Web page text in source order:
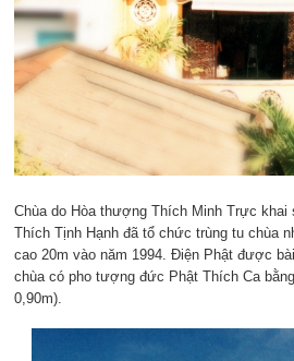
Chùa do Hòa thượng Thích Minh Trực khai
Thích Tịnh Hạnh đã tổ chức trùng tu chùa
cao 20m vào năm 1994. Điện Phật được
chùa có pho tượng đức Phật Thích Ca
0,90m).